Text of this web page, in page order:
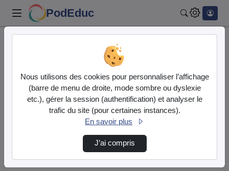
PodEduc
Normandie - Collège Nicolas-Jacques Conté - Sées
Club théâtre
Normandie - Collège Nicolas-
Jacques Conté - Sées
Club théâtre
Nous utilisons des cookies pour personnaliser l’affichage
(barre de menu de droite, mode sombre ou dyslexie
etc.), gérer la session (authentification) et analyser le
trafic du site (pour certaines instances).
En savoir plus
J’ai compris